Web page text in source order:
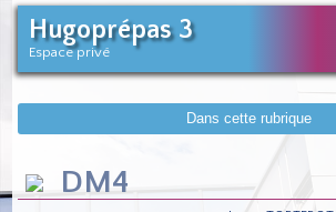
Hugoprépas 3
Espace privé
Dans cette rubrique
DM4